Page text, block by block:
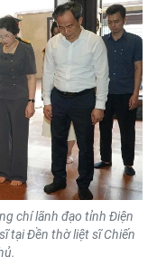
chí lãnh đạo tỉnh Điện
tại Đền thờ liệt sĩ Chiến